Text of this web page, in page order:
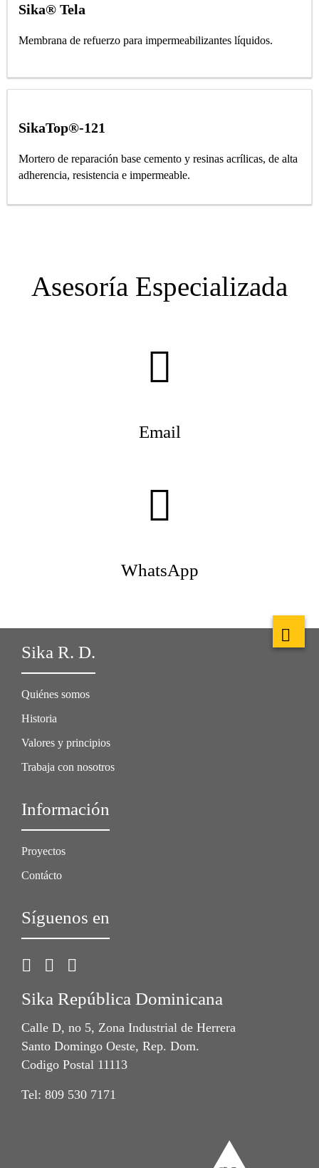
Sika® Tela
Membrana de refuerzo para impermeabilizantes líquidos.
SikaTop®-121
Mortero de reparación base cemento y resinas acrílicas, de alta
adherencia, resistencia e impermeable.
Asesoría Especializada
Email
WhatsApp
Sika R. D.
Quiénes somos
Historia
Valores y principios
Trabaja con nosotros
Información
Proyectos
Contácto
Síguenos en
Sika República Dominicana
Calle D, no 5, Zona Industrial de Herrera
Santo Domingo Oeste, Rep. Dom.
Codigo Postal 11113
Tel: 809 530 7171